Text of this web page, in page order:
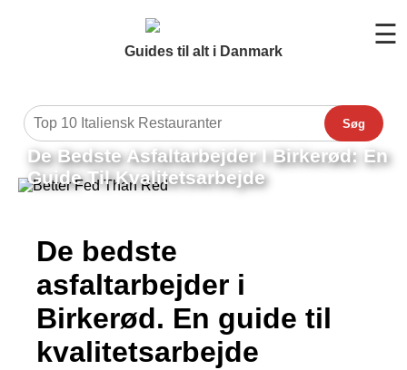
Guides til alt i Danmark
☰
Søg
De Bedste Asfaltarbejder I Birkerød: En
Guide Til Kvalitetsarbejde
De bedste
asfaltarbejder i
Birkerød. En guide til
kvalitetsarbejde